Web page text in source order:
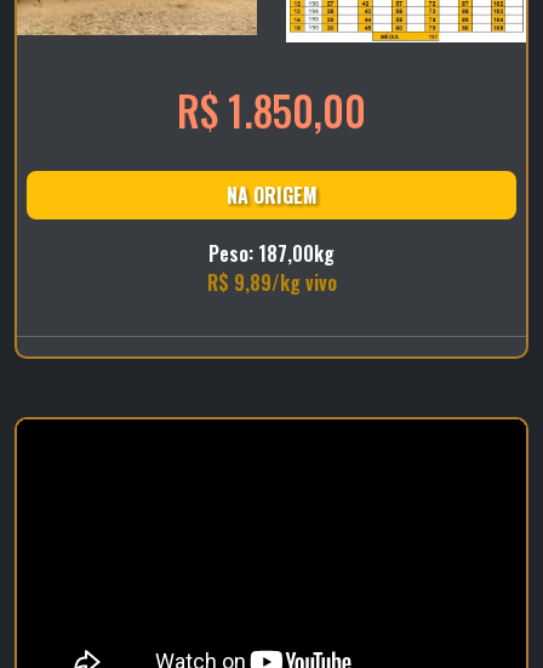
R$ 1.850,00
NA ORIGEM
Peso: 187,00kg
R$ 9,89/kg vivo